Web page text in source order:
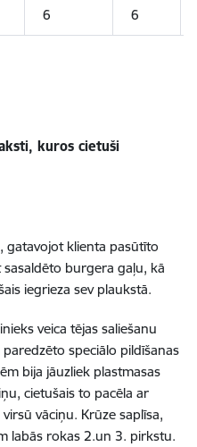
6 6
kuros cietuši
gatavojot klienta pasūtīto
burgera gaļu, kā
iegrieza sev plaukstā.
veica tējas saliešanu
speciālo pildīšanas
bija jāuzliek plastmasas
cietušais to pacēla ar
vāciņu. Krūze saplīsa,
labās rokas 2.un 3. pirkstu.